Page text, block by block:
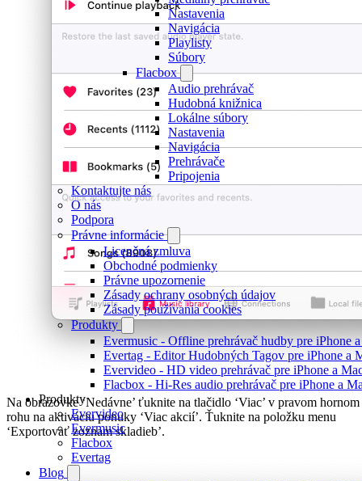
Nastavenia
Navigácia
Playlisty
Súbory
Flacbox
Audio prehrávač
Hudobná knižnica
Lokálne súbory
Nastavenia
Navigácia
Prehrávače
Pripojenia
Kontaktujte nás
O nás
Podpora
Právne informácie
Licenčná zmluva
Obchodné podmienky
Právne upozornenie
Zásady ochrany osobných údajov
Zásady používania cookies
Produkty
Evermusic - Offline prehrávač hudby pre iPhone
Evertag - Editor Hudobných Tagov pre iPhone a
Evervideo - HD video prehrávač pre iPhone a
Flacbox - Hi-Res audio prehrávač pre iPhone a
Produkty
Evervideo
Evermusic
Flacbox
Evertag
Blog
Na obrazovke ‘Nedávne’ ťuknite na tlačidlo ‘Viac’ v pravom hornom
rohu na aktiváciu ponuky ‘Viac akcií’. Ťuknite na položku menu
‘Exportovať zoznam skladieb’.